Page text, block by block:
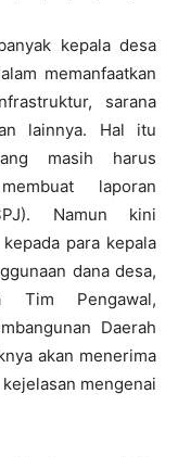
kepala desa
memanfaatkan
sarana
lainnya. Hal itu
masih harus
laporan
Namun kini
para kepala
dana desa,
Tim Pengawal,
Daerah
akan menerima
mengenai